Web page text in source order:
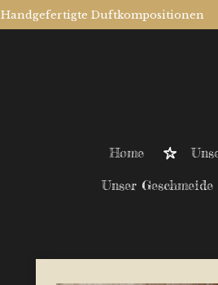
Handgefertigte Duftkompositionen
Home
Unser Geschmeide